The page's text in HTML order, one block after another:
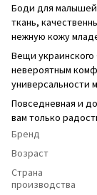
Боди для малышей
ткань,
нежную кожу
Вещи украинского
невероятным
универсальности
Повседневная и
вам только
Бренд
Возраст
Страна
производства